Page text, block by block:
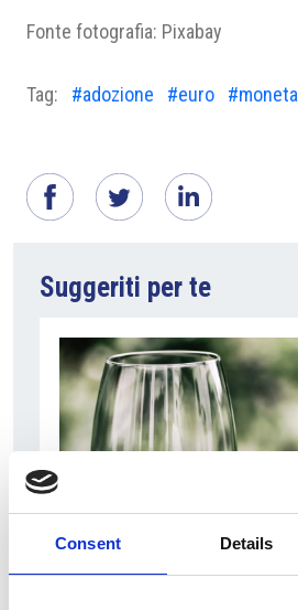
Consent Details
Fonte fotografia: Pixabay
Tag: #adozione #euro #moneta
Suggeriti per te